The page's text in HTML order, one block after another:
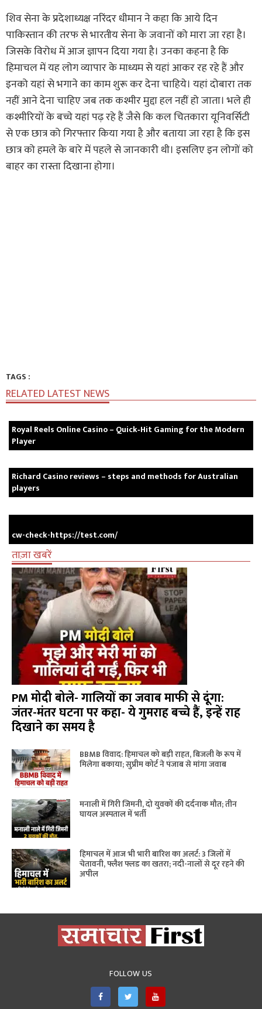
शिव सेना के प्रदेशाध्यक्ष नरिंदर धीमान ने कहा कि आये दिन
पाकिस्तान की तरफ से भारतीय सेना के जवानों को मारा जा रहा है।
जिसके विरोध में आज ज्ञापन दिया गया है। उनका कहना है कि
हिमाचल में यह लोग व्यापार के माध्यम से यहां आकर रह रहे हैं और
इनको यहां से भगाने का काम शुरू कर देना चाहिये। यहां दोबारा तक
नहीं आने देना चाहिए जब तक कश्मीर मुद्दा हल नहीं हो जाता। भले ही
कश्मीरियों के बच्चे यहां पढ़ रहे हैं जैसे कि कल चितकारा यूनिवर्सिटी
से एक छात्र को गिरफ्तार किया गया है और बताया जा रहा है कि इस
छात्र को हमले के बारे में पहले से जानकारी थी। इसलिए इन लोगों को
बाहर का रास्ता दिखाना होगा।
TAGS :
RELATED LATEST NEWS
Royal Reels Online Casino – Quick‑Hit Gaming for the Modern
Player
Richard Casino reviews – steps and methods for Australian
players
cw-check-https://test.com/
ताज़ा खबरें
PM मोदी बोले- गालियों का जवाब माफी से दूंगा:
जंतर-मंतर घटना पर कहा- ये गुमराह बच्चे हैं, इन्हें राह
दिखाने का समय है
BBMB विवाद: हिमाचल को बड़ी राहत, बिजली के रूप में
मिलेगा बकाया; सुप्रीम कोर्ट ने पंजाब से मांगा जवाब
मनाली में गिरी जिमनी, दो युवकों की दर्दनाक मौत; तीन
घायल अस्पताल में भर्ती
हिमाचल में आज भी भारी बारिश का अलर्ट: 3 जिलों में
चेतावनी, फ्लैश फ्लड का खतरा; नदी-नालों से दूर रहने की
अपील
FOLLOW US